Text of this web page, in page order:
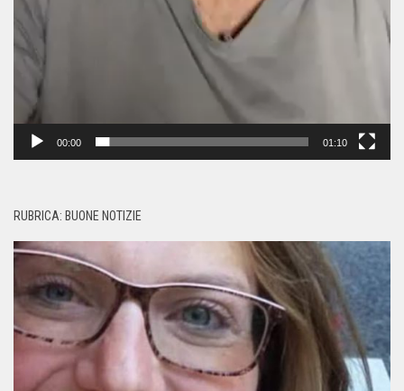
00:00 01:10
RUBRICA: BUONE NOTIZIE